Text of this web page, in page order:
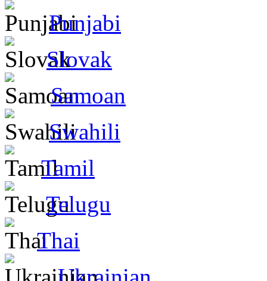
Punjabi
Slovak
Samoan
Swahili
Tamil
Telugu
Thai